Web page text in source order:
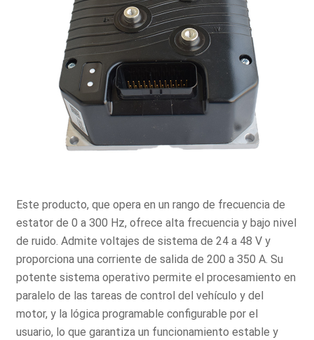
Este producto, que opera en un rango de frecuencia de
estator de 0 a 300 Hz, ofrece alta frecuencia y bajo nivel
de ruido. Admite voltajes de sistema de 24 a 48 V y
proporciona una corriente de salida de 200 a 350 A. Su
potente sistema operativo permite el procesamiento en
paralelo de las tareas de control del vehículo y del
motor, y la lógica programable configurable por el
usuario, lo que garantiza un funcionamiento estable y